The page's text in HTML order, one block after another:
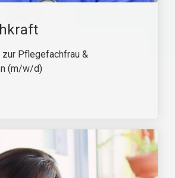
Pflegefachfrau &
(m/w/d)